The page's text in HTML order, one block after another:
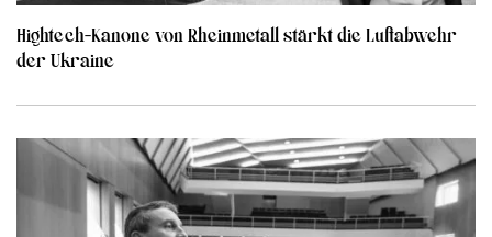
Hightech-Kanone von Rheinmetall stärkt die Luftabwehr
der Ukraine